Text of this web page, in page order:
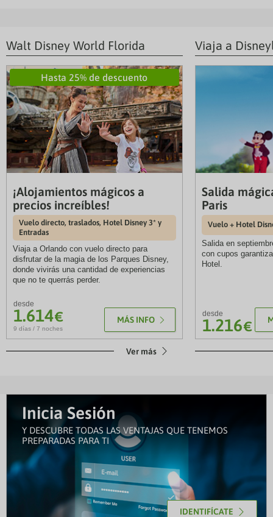
Walt Disney World Florida
Hasta 25% de descuento
¡Alojamientos mágicos a
precios increíbles!
Vuelo directo, traslados, Hotel Disney 3* y
Entradas
Viaja a Orlando con vuelo directo para
disfrutar de la magia de los Parques Disney,
donde vivirás una cantidad de experiencias
que no te querrás perder.
desde
1.614€
9 días / 7 noches
MÁS INFO
Ver más
Viaja a
Salida
Paris
Vuelo + Hotel
Salida en
con cupos
Hotel.
desde
1.216€
Inicia Sesión
Y DESCUBRE TODAS LAS VENTAJAS QUE TENEMOS
PREPARADAS PARA TI
IDENTIFÍCATE